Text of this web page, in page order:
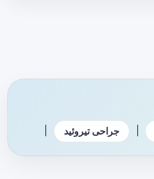
جراحی تیروئید